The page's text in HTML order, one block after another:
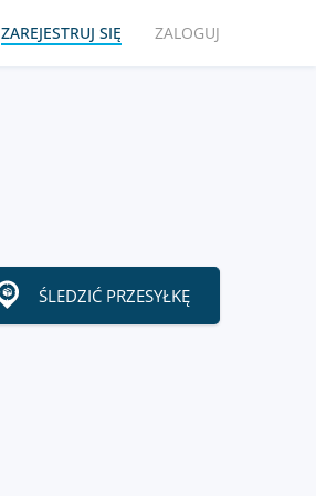
ZAREJESTRUJ SIĘ ZALOGUJ
ŚLEDZIĆ PRZESYŁKĘ